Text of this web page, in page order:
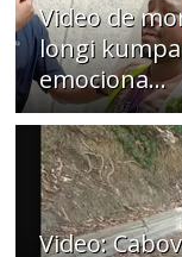
Video de
longi
emociona…
Video: